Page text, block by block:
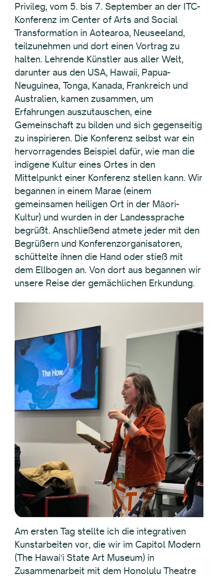
Privileg, vom 5. bis 7. September an der ITC-
Konferenz im Center of Arts and Social
Transformation in Aotearoa, Neuseeland,
teilzunehmen und dort einen Vortrag zu
halten. Lehrende Künstler aus aller Welt,
darunter aus den USA, Hawaii, Papua-
Neuguinea, Tonga, Kanada, Frankreich und
Australien, kamen zusammen, um
Erfahrungen auszutauschen, eine
Gemeinschaft zu bilden und sich gegenseitig
zu inspirieren. Die Konferenz selbst war ein
hervorragendes Beispiel dafür, wie man die
indigene Kultur eines Ortes in den
Mittelpunkt einer Konferenz stellen kann. Wir
begannen in einem Marae (einem
gemeinsamen heiligen Ort in der Māori-
Kultur) und wurden in der Landessprache
begrüßt. Anschließend atmete jeder mit den
Begrüßern und Konferenzorganisatoren,
schüttelte ihnen die Hand oder stieß mit
dem Ellbogen an. Von dort aus begannen wir
unsere Reise der gemächlichen Erkundung.
Am ersten Tag stellte ich die integrativen
Kunstarbeiten vor, die wir im Capitol Modern
(The Hawaiʻi State Art Museum) in
Zusammenarbeit mit dem Honolulu Theatre